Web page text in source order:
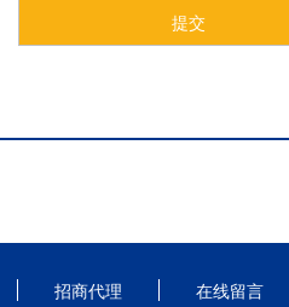
招商代理 在线留言